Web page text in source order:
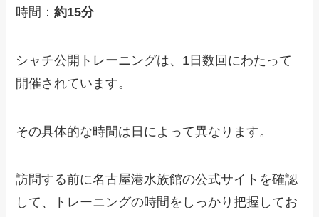
時間：約15分
シャチ公開トレーニングは、1日数回にわたって
開催されています。
その具体的な時間は日によって異なります。
訪問する前に名古屋港水族館の公式サイトを確認
して、トレーニングの時間をしっかり把握してお